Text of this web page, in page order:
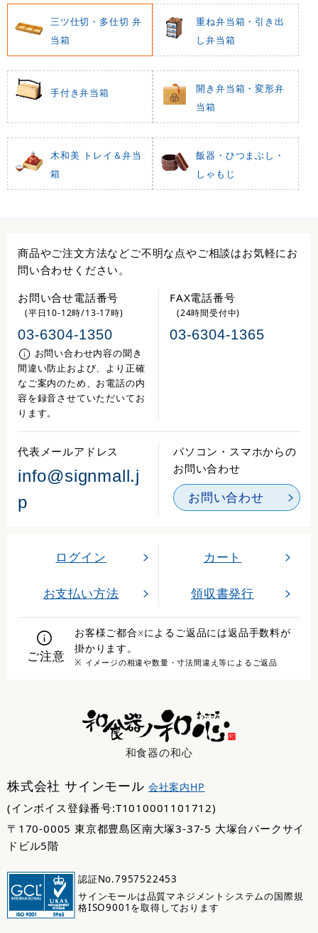
三ツ仕切・多仕切 弁
当箱
重ね弁当箱・引き出
し弁当箱
手付き弁当箱
開き弁当箱・変形弁
当箱
木和美 トレイ＆弁当
箱
飯器・ひつまぶし・
しゃもじ
商品やご注文方法などご不明な点やご相談はお気軽にお
問い合わせください。
お問い合せ電話番号
(平日10-12時/13-17時)
03-6304-1350
お問い合わせ内容の聞き
間違い防止および、より正確
なご案内のため、お電話の内
容を録音させていただいてお
ります。
FAX電話番号
(24時間受付中)
03-6304-1365
代表メールアドレス
info@signmall.j
p
パソコン・スマホからの
お問い合わせ
お問い合わせ
ログイン カート
お支払い方法 領収書発行
ご注意
お客様ご都合※によるご返品には返品手数料が
掛かります。
※ イメージの相違や数量・寸法間違え等によるご返品
和食器の和心
株式会社 サインモール 会社案内HP
(インボイス登録番号:T1010001101712)
〒170-0005 東京都豊島区南大塚3-37-5 大塚台パークサイ
ドビル5階
認証No.7957522453
サインモールは品質マネジメントシステムの国際規
格ISO9001を取得しております